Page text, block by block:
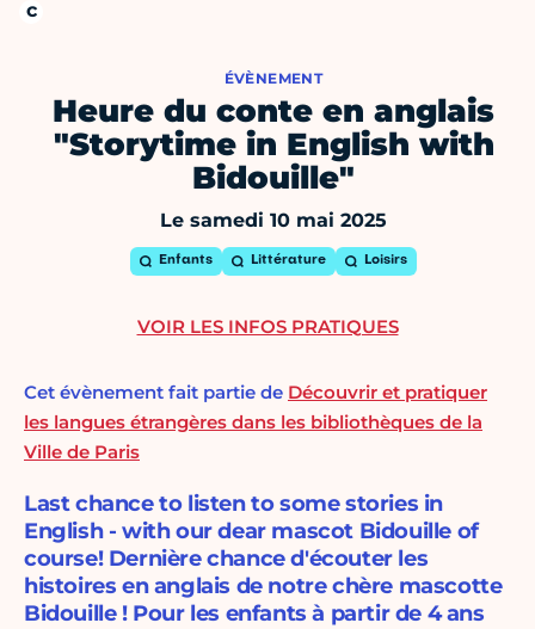
ÉVÈNEMENT
Heure du conte en anglais
"Storytime in English with
Bidouille"
Le samedi 10 mai 2025
Enfants Littérature Loisirs
Cet évènement fait partie de Découvrir et pratiquer
les langues étrangères dans les bibliothèques de la
Ville de Paris
Last chance to listen to some stories in
English - with our dear mascot Bidouille of
course! Dernière chance d'écouter les
histoires en anglais de notre chère mascotte
Bidouille ! Pour les enfants à partir de 4 ans
VOIR LES INFOS PRATIQUES